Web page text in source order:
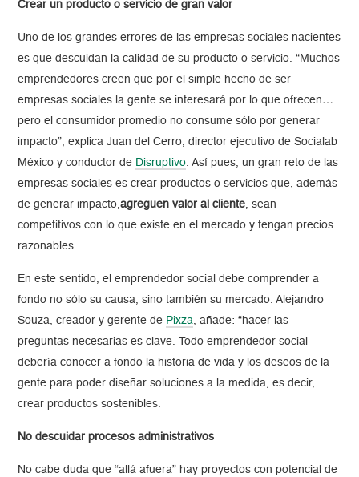
Crear un producto o servicio de gran valor
Uno de los grandes errores de las empresas sociales nacientes
es que descuidan la calidad de su producto o servicio. “Muchos
emprendedores creen que por el simple hecho de ser
empresas sociales la gente se interesará por lo que ofrecen…
pero el consumidor promedio no consume sólo por generar
impacto”, explica Juan del Cerro, director ejecutivo de Socialab
México y conductor de Disruptivo. Así pues, un gran reto de las
empresas sociales es crear productos o servicios que, además
de generar impacto,agreguen valor al cliente, sean
competitivos con lo que existe en el mercado y tengan precios
razonables.
En este sentido, el emprendedor social debe comprender a
fondo no sólo su causa, sino también su mercado. Alejandro
Souza, creador y gerente de Pixza, añade: “hacer las
preguntas necesarias es clave. Todo emprendedor social
debería conocer a fondo la historia de vida y los deseos de la
gente para poder diseñar soluciones a la medida, es decir,
crear productos sostenibles.
No descuidar procesos administrativos
No cabe duda que “allá afuera” hay proyectos con potencial de